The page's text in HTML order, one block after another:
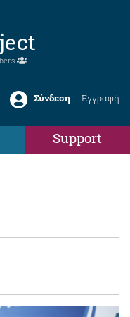
Σύνδεση Εγγραφή
Support